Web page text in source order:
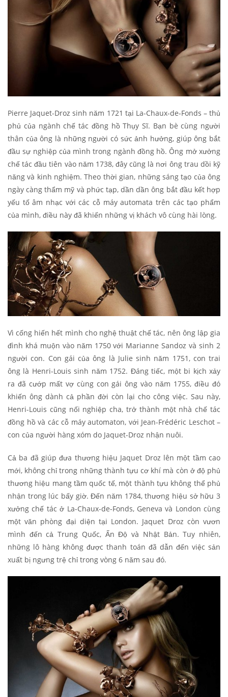
Pierre Jaquet-Droz sinh năm 1721 tại La-Chaux-de-Fonds – thủ
phủ của ngành chế tác đồng hồ Thụy Sĩ. Bạn bè cùng người
thân của ông là những người có sức ảnh hưởng, giúp ông bắt
đầu sự nghiệp của mình trong ngành đồng hồ. Ông mở xưởng
chế tác đầu tiên vào năm 1738, đây cũng là nơi ông trau dồi kỹ
năng và kinh nghiệm. Theo thời gian, những sáng tạo của ông
ngày càng thẩm mỹ và phức tạp, dần dần ông bắt đầu kết hợp
yếu tố âm nhạc với các cỗ máy automata trên các tạo phẩm
của mình, điều này đã khiến những vị khách vô cùng hài lòng.
Vì cống hiến hết mình cho nghệ thuật chế tác, nên ông lập gia
đình khá muộn vào năm 1750 với Marianne Sandoz và sinh 2
người con. Con gái của ông là Julie sinh năm 1751, con trai
ông là Henri-Louis sinh năm 1752. Đáng tiếc, một bi kịch xảy
ra đã cướp mất vợ cùng con gái ông vào năm 1755, điều đó
khiến ông dành cả phần đời còn lại cho công việc. Sau này,
Henri-Louis cũng nối nghiệp cha, trở thành một nhà chế tác
đồng hồ và các cỗ máy automaton, với Jean-Frédéric Leschot –
con của người hàng xóm do Jaquet-Droz nhận nuôi.
Cả ba đã giúp đưa thương hiệu Jaquet Droz lên một tầm cao
mới, không chỉ trong những thành tựu cơ khí mà còn ở độ phủ
thương hiệu mang tầm quốc tế, một thành tựu không thể phủ
nhận trong lúc bấy giờ. Đến năm 1784, thương hiệu sở hữu 3
xưởng chế tác ở La-Chaux-de-Fonds, Geneva và London cùng
một văn phòng đại diện tại London. Jaquet Droz còn vươn
mình đến cả Trung Quốc, Ấn Độ và Nhật Bản. Tuy nhiên,
những lô hàng không được thanh toán đã dẫn đến việc sản
xuất bị ngưng trệ chỉ trong vòng 6 năm sau đó.